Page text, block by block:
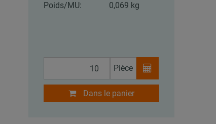
Poids/MU: 0,069 kg
Pièce
Dans le panier